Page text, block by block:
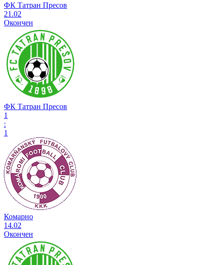
ФК Татран Пресов
21.02
Окончен
ФК Татран Пресов
1
:
1
Комарно
14.02
Окончен